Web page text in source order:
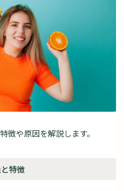
徴や原因を解説します。
特徴